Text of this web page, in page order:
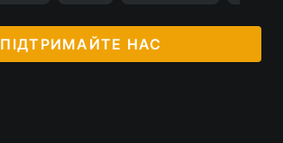
ПІДТРИМАЙТЕ НАС